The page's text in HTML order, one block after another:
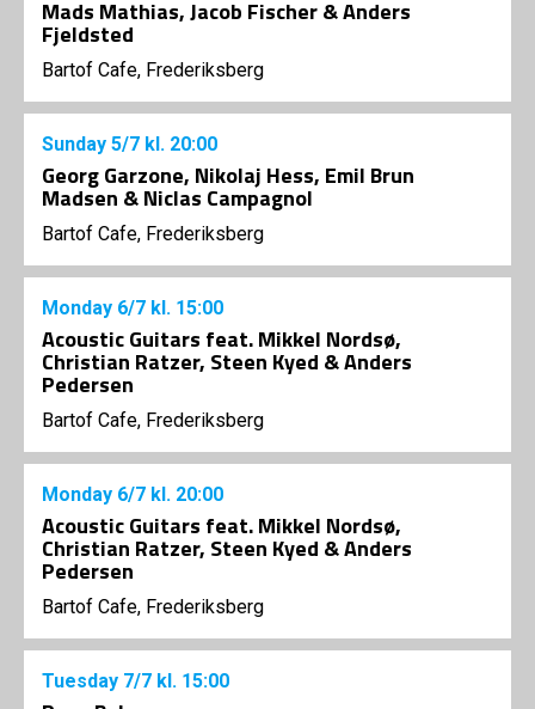
Mads Mathias, Jacob Fischer & Anders
Fjeldsted
Bartof Cafe, Frederiksberg
Sunday 5/7 kl. 20:00
Georg Garzone, Nikolaj Hess, Emil Brun
Madsen & Niclas Campagnol
Bartof Cafe, Frederiksberg
Monday 6/7 kl. 15:00
Acoustic Guitars feat. Mikkel Nordsø,
Christian Ratzer, Steen Kyed & Anders
Pedersen
Bartof Cafe, Frederiksberg
Monday 6/7 kl. 20:00
Acoustic Guitars feat. Mikkel Nordsø,
Christian Ratzer, Steen Kyed & Anders
Pedersen
Bartof Cafe, Frederiksberg
Tuesday 7/7 kl. 15:00